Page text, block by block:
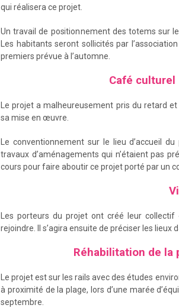
qui réalisera ce projet.
Un travail de positionnement des totems sur
Les habitants seront sollicités par
premiers prévue à l’automne.
Café
Le projet a malheureusement pris du retard
sa mise en œuvre.
Le conventionnement sur le lieu d’accueil
travaux d’aménagements qui n’étaient pas
cours pour faire aboutir ce projet porté par un
Les porteurs du projet ont créé leur
rejoindre. Il s’agira ensuite de préciser les lieux
Réhabilitation de la
Le projet est sur les rails avec des études
à proximité de la plage, lors d’une marée
septembre.